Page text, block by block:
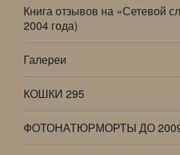
Книга отзывов на «Сетевой
2004 года)
Галереи
КОШКИ 295
ФОТОНАТЮРМОРТЫ ДО